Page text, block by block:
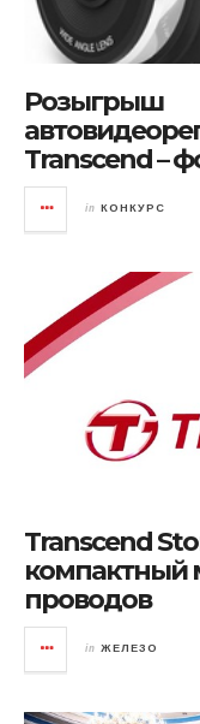
Розыгрыш
Transcend –
in КОНКУРС
Transcend
компактный
проводов
in ЖЕЛЕЗО